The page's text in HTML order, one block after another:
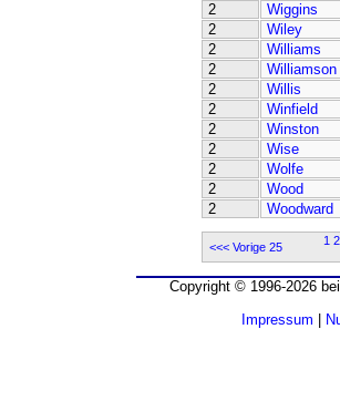
2
Wiggins
2
Wiley
2
Williams
2
Williamson
2
Willis
2
Winfield
2
Winston
2
Wise
2
Wolfe
2
Wood
2
Woodward
<<< Vorige 25 1 2
Copyright © 1996-2026
Impressum